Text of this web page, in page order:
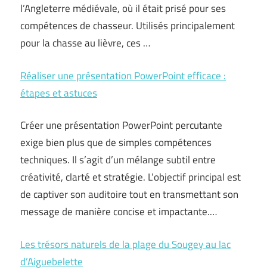
l’Angleterre médiévale, où il était prisé pour ses
compétences de chasseur. Utilisés principalement
pour la chasse au lièvre, ces …
Réaliser une présentation PowerPoint efficace :
étapes et astuces
Créer une présentation PowerPoint percutante
exige bien plus que de simples compétences
techniques. Il s’agit d’un mélange subtil entre
créativité, clarté et stratégie. L’objectif principal est
de captiver son auditoire tout en transmettant son
message de manière concise et impactante.…
Les trésors naturels de la plage du Sougey au lac
d’Aiguebelette